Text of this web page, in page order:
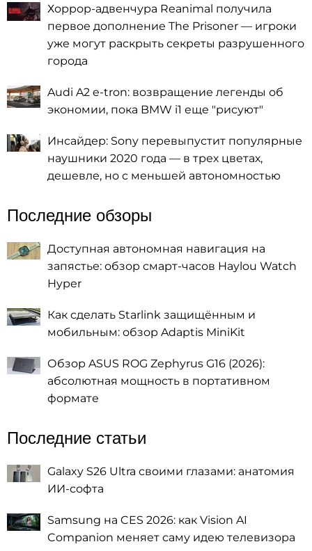
Хоррор-адвенчура Reanimal получила
первое дополнение The Prisoner — игроки
уже могут раскрыть секреты разрушенного
города
Audi A2 e-tron: возвращение легенды об
экономии, пока BMW i1 еще "рисуют"
Инсайдер: Sony перевыпустит популярные
наушники 2020 года — в трех цветах,
дешевле, но с меньшей автономностью
Последние обзоры
Доступная автономная навигация на
запястье: обзор смарт-часов Haylou Watch
Hyper
Как сделать Starlink защищённым и
мобильным: обзор Adaptis MiniKit
Обзор ASUS ROG Zephyrus G16 (2026):
абсолютная мощность в портативном
формате
Последние статьи
Galaxy S26 Ultra своими глазами: анатомия
ИИ-софта
Samsung на CES 2026: как Vision AI
Companion меняет саму идею телевизора